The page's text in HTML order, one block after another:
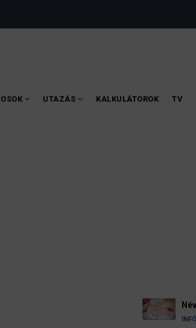
UTAZÁS KALKULÁTOROK TV
Névadási szabályok Németországban